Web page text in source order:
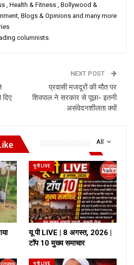
, Health & Fitness , Bollywood &
Blogs & Opinions and many more
columnists.
दिए
NEXT POST
प्रवासी मजदूरों की मौत पर
शिवपाल ने सरकार से पूछा- इतनी
असंवेदनशीलता क्यों
All
यू पी LIVE
यू पी LIVE | 8 अगस्त, 2026 |
टॉप 10 मुख्य समाचार
यू पी LIVE